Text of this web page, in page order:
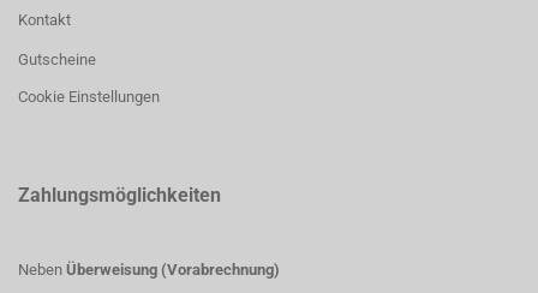
Kontakt
Gutscheine
Cookie Einstellungen
Zahlungsmöglichkeiten
Neben Überweisung (Vorabrechnung)